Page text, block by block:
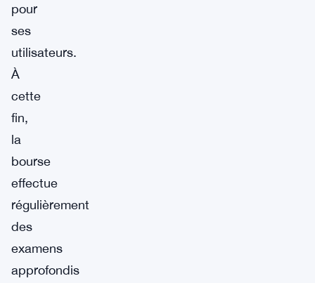
pour
ses
utilisateurs.
À
cette
fin,
la
bourse
effectue
régulièrement
des
examens
approfondis